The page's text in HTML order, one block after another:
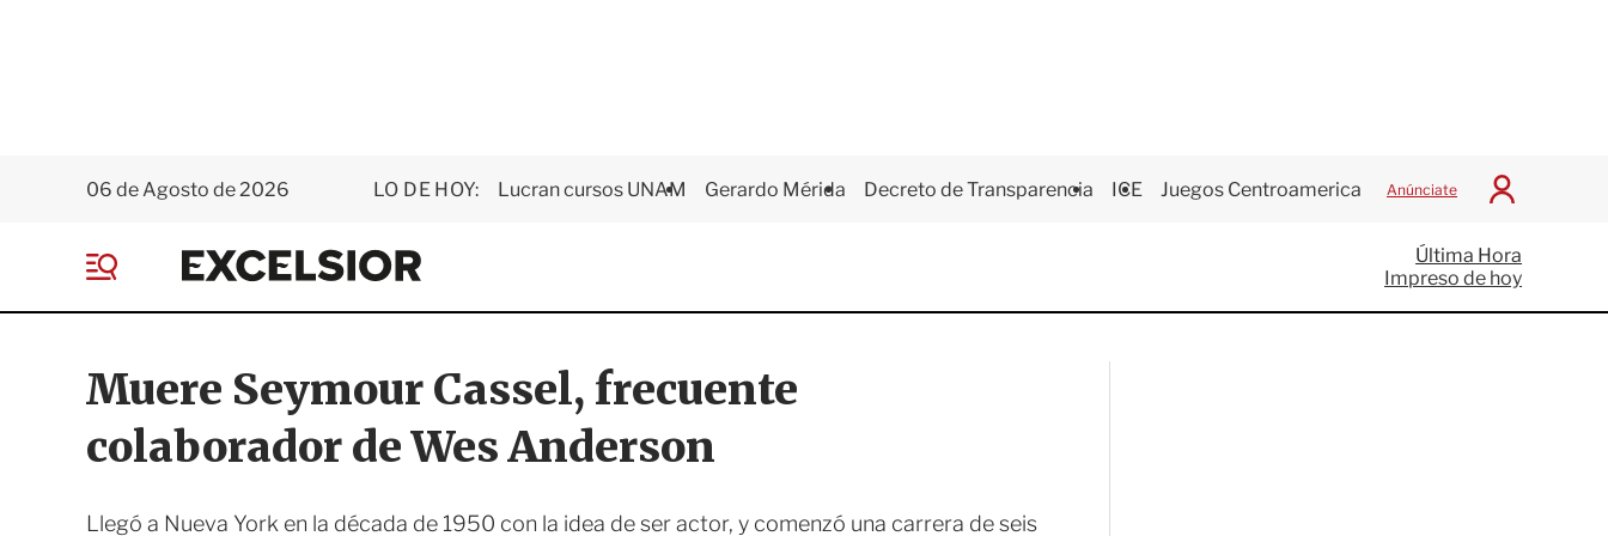
06 de Agosto de 2026 LO DE HOY: Lucran cursos UNAM Gerardo Mérida Decreto de Transparencia ICE Juegos CentroamericanosAnúnciate
I
c
i
a
E
x
e
i
r
e
Última Hora
Impreso de hoy
Muere Seymour Cassel, frecuente
colaborador de Wes Anderson
Llegó a Nueva York en la década de 1950 con la idea de ser actor, y comenzó una carrera de seis